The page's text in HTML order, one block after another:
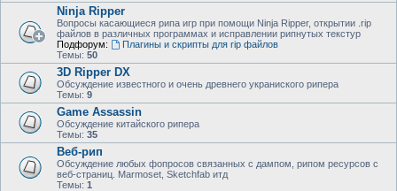
Ninja Ripper
Вопросы касающиеся рипа игр при помощи Ninja Ripper, открытии .rip
файлов в различных программах и исправлении рипнутых текстур
Подфорум:
Плагины и скрипты для rip файлов
Темы: 50
3D Ripper DX
Обсуждение известного и очень древнего украниского рипера
Темы: 9
Game Assassin
Обсуждение китайского рипера
Темы: 35
Веб-рип
Обсуждение любых фопросов связанных с дампом, рипом ресурсов с
веб-страниц. Marmoset, Sketchfab итд
Темы: 1